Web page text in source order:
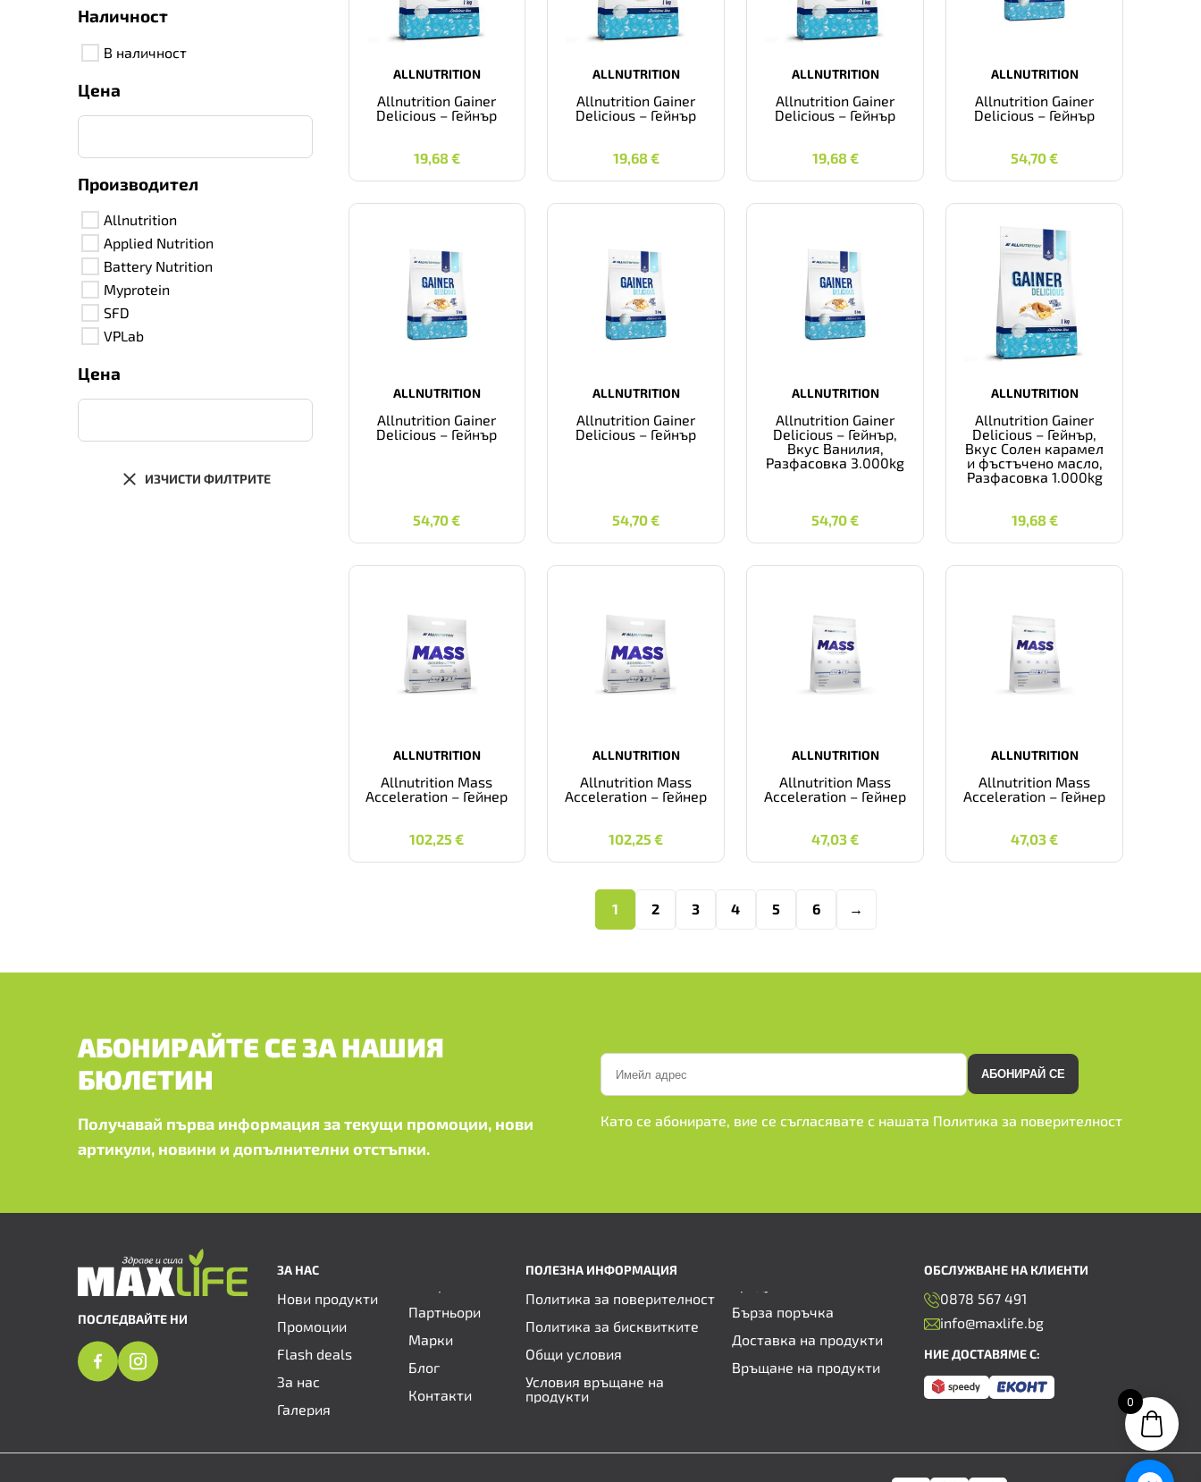
Наличност
В наличност
Цена
Производител
Allnutrition
Applied Nutrition
Battery Nutrition
Myprotein
SFD
VPLab
Цена
ИЗЧИСТИ ФИЛТРИТЕ
ALLNUTRITION
Allnutrition Gainer
Delicious – Гейнър
19,68 €
19,68 €
ALLNUTRITION
Allnutrition Gainer
Delicious – Гейнър
19,68 €
19,68 €
ALLNUTRITION
Allnutrition Gainer
Delicious – Гейнър
19,68 €
19,68 €
ALLNUTRITION
Allnutrition Gainer
Delicious – Гейнър
54,70€
54,70 €
ALLNUTRITION
Allnutrition Gainer
Delicious – Гейнър
54,70€
54,70 €
ALLNUTRITION
Allnutrition Gainer
Delicious – Гейнър
54,70€
54,70 €
ALLNUTRITION
Allnutrition Gainer
Delicious – Гейнър,
Вкус Ванилия,
Разфасовка 3.000kg
54,70€
54,70 €
ALLNUTRITION
Allnutrition Gainer
Delicious – Гейнър,
Вкус Солен карамел
и фъстъчено масло,
Разфасовка 1.000kg
19,68 €
19,68 €
ALLNUTRITION
Allnutrition Mass
Acceleration – Гейнер
102,25€
102,25
ALLNUTRITION
Allnutrition Mass
Acceleration – Гейнер
102,25€
102,25
ALLNUTRITION
Allnutrition Mass
Acceleration – Гейнер
47,03€
47,03 €
ALLNUTRITION
Allnutrition Mass
Acceleration – Гейнер
47,03€
47,03 €
1 2 3 4 5 6 →
АБОНИРАЙТЕ СЕ ЗА НАШИЯ
БЮЛЕТИН
Получавай първа информация за текущи промоции, нови
артикули, новини и допълнителни отстъпки.
АБОНИРАЙ СЕ
Като се абонирате, вие се съгласявате с нашата Политика за поверителност
ПОСЛЕДВАЙТЕ НИ
ЗА НАС
Нови продукти
Промоции
Flash deals
За нас
Галерия
Партньори
Марки
Блог
Контакти
ПОЛЕЗНА ИНФОРМАЦИЯ
Политика за поверителност
Политика за бисквитките
Общи условия
Условия връщане на
продукти
Бърза поръчка
Доставка на продукти
Връщане на продукти
ОБСЛУЖВАНЕ НА КЛИЕНТИ
0878 567 491
info@maxlife.bg
НИЕ ДОСТАВЯМЕ С:
0